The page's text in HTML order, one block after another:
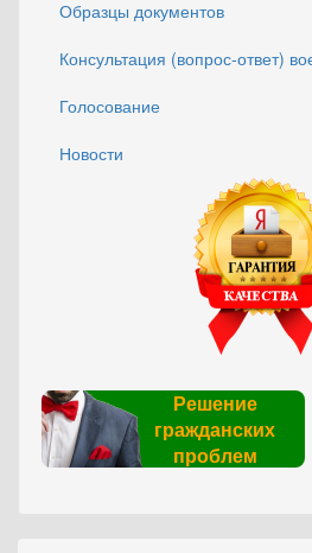
Образцы документов
Консультация (вопрос-ответ)
Голосование
Новости
Решение
гражданских
проблем